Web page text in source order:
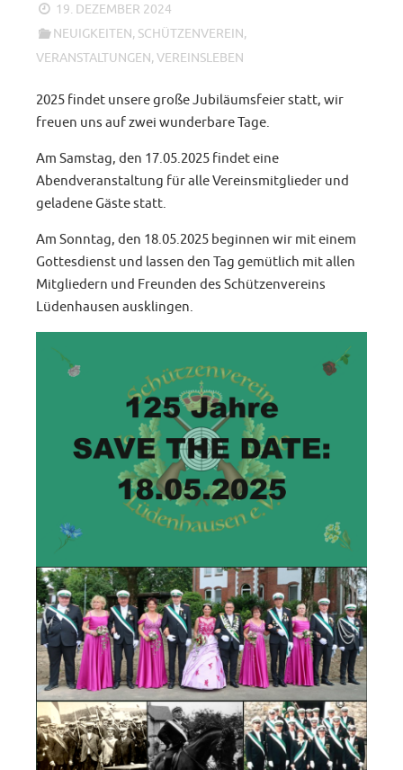
19. DEZEMBER 2024
NEUIGKEITEN, SCHÜTZENVEREIN,
VERANSTALTUNGEN,VEREINSLEBEN
2025 findet unsere große Jubiläumsfeier statt, wir
freuen uns auf zwei wunderbare Tage.
Am Samstag, den 17.05.2025 findet eine
Abendveranstaltung für alle Vereinsmitglieder und
geladene Gäste statt.
Am Sonntag, den 18.05.2025 beginnen wir mit einem
Gottesdienst und lassen den Tag gemütlich mit allen
Mitgliedern und Freunden des Schützenvereins
Lüdenhausen ausklingen.